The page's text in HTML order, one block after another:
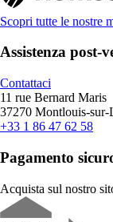
Scopri tutte le nostre
Assistenza post-
Contattaci
11 rue Bernard Maris
37270 Montlouis-sur-
+33 1 86 47 62 58
Pagamento
Acquista sul nostro